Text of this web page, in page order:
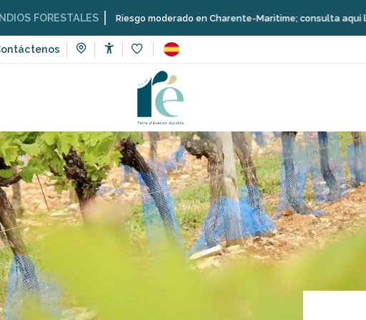
Riesgo moderado en Charente-Maritime; consulta aquí las